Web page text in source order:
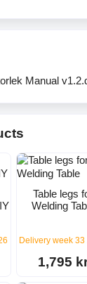
Manual
Table legs
Welding
Delivery week 33
1,795